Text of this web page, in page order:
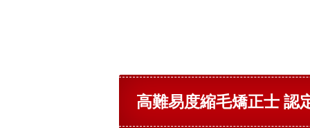
高難易度縮毛矯正士 認